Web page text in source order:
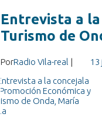
Entrevista a la
Turismo de
PorRadio Vila-real | 13